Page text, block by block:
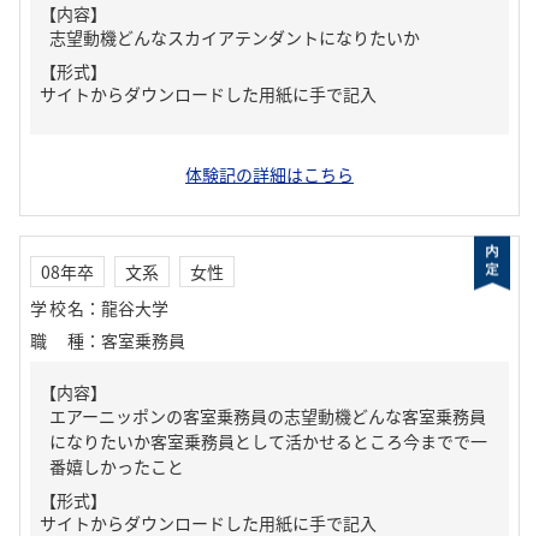
【内容】
志望動機どんなスカイアテンダントになりたいか
【形式】
サイトからダウンロードした用紙に手で記入
体験記の詳細はこちら
08年卒 文系
女性
学校名 ： 龍谷大学
職種 ： 客室乗務員
【内容】
エアーニッポンの客室乗務員の志望動機どんな客室乗務員
になりたいか客室乗務員として活かせるところ今までで一
番嬉しかったこと
【形式】
サイトからダウンロードした用紙に手で記入